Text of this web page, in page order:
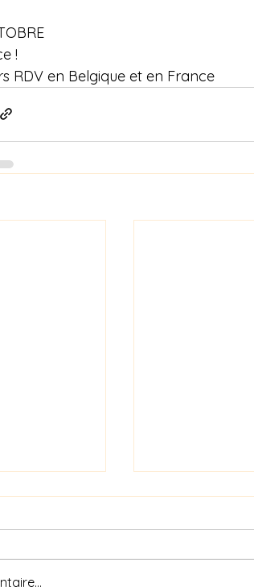
!
RDV en Belgique et en France